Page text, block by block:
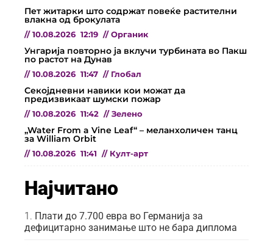
Пет житарки што содржат повеќе растителни
влакна од брокулата
// 10.08.2026 12:19 // Органик
Унгарија повторно ја вклучи турбината во Пакш
по растот на Дунав
// 10.08.2026 11:47 // Глобал
Секојдневни навики кои можат да
предизвикаат шумски пожар
// 10.08.2026 11:42 // Зелено
„Water From a Vine Leaf“ – меланхоличен танц
за William Orbit
// 10.08.2026 11:41 // Култ-арт
Најчитано
Плати до 7.700 евра во Германија за
дефицитарно занимање што не бара диплома